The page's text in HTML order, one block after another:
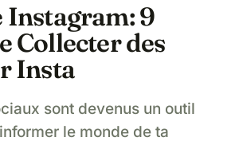
Instagram: 9
Collecter des
Insta
sont devenus un outil
le monde de ta